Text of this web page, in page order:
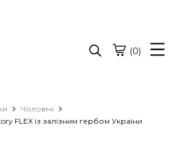
(0)
Чоловічі
FLEX із залізним гербом України